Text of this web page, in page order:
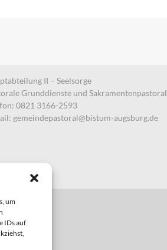
um
IDs auf
II – Seelsorge
Grunddienste und Sakramentenpastoral
0821 3166-2593
gemeindepastoral@bistum-augsburg.de